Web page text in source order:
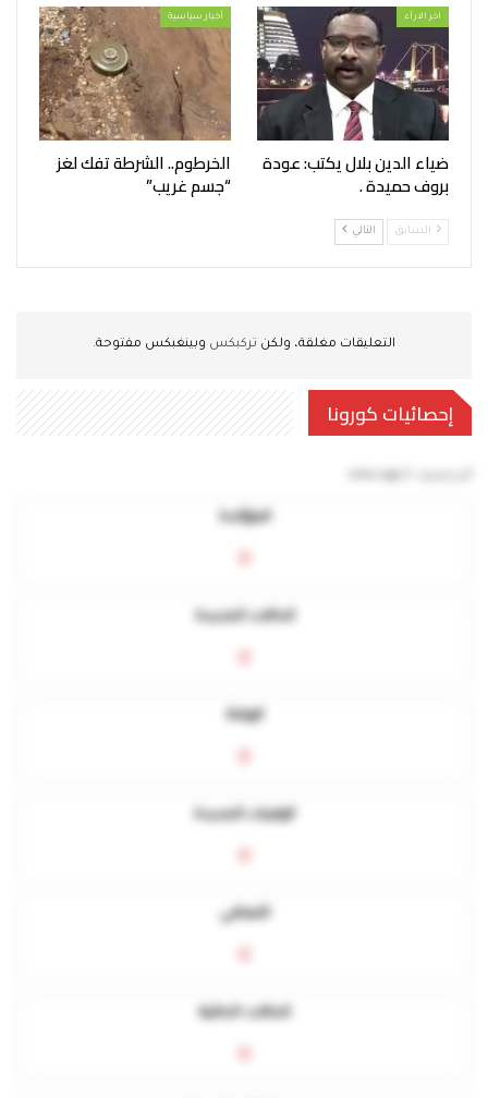
اخر الارأء
ضياء الدين بلال يكتب: عودة
بروف حميدة .
أخبار سياسية
الخرطوم.. الشرطة تفك لغز
“جسم غريب”
السابق التالي
التعليقات مغلقة، ولكن تركبكس وبينغبكس مفتوحة.
إحصائيات كورونا
التعافي